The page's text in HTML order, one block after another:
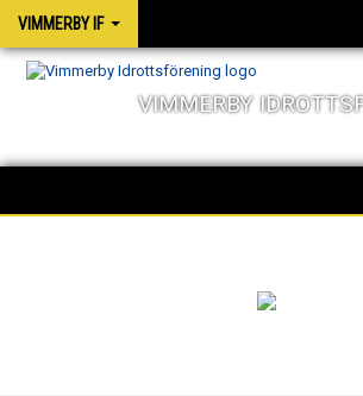
VIMMERBY IF
VIMMERBY